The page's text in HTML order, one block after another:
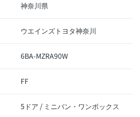
神奈川県
ウエインズトヨタ神奈川
6BA-MZRA90W
FF
5ドア / ミニバン・ワンボックス